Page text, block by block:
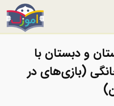
و دبستان با
(بازی‌های در